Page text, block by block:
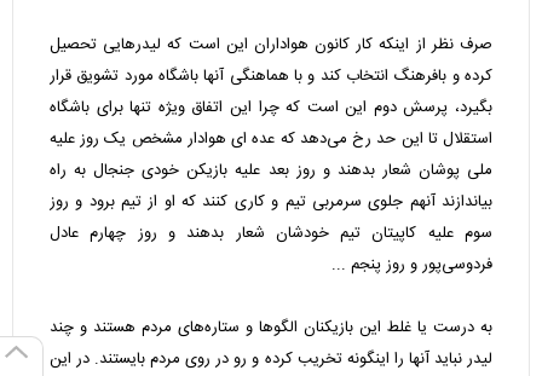
صرف نظر از اینکه کار کانون هواداران این است که لیدرهایی تحصیل
کرده و بافرهنگ انتخاب کند و با هماهنگی آنها باشگاه مورد تشویق قرار
بگیرد، پرسش دوم این است که چرا این اتفاق ویژه تنها برای باشگاه
استقلال تا این حد رخ می‌دهد که عده ای هوادار مشخص یک روز علیه
ملی پوشان شعار بدهند و روز بعد علیه بازیکن خودی جنجال به راه
بیاندازند آنهم جلوی سرمربی تیم و کاری کنند که او از تیم برود و روز
سوم علیه کاپیتان تیم خودشان شعار بدهند و روز چهارم عادل
فردوسی‌پور و روز پنجم ...
به درست یا غلط این بازیکنان الگوها و ستاره‌های مردم هستند و چند
لیدر نباید آنها را اینگونه تخریب کرده و رو در روی مردم بایستند. در این